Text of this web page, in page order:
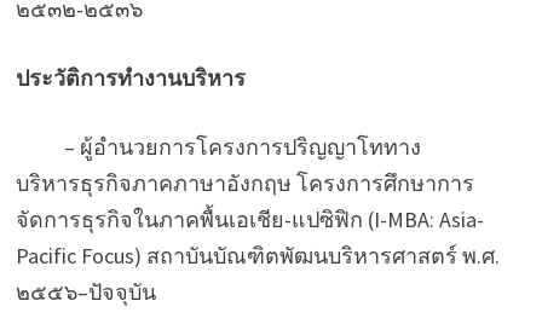
๒๕๓๒-๒๕๓๖
ประวัติการทำงานบริหาร
– ผู้อำนวยการโครงการปริญญาโททาง
บริหารธุรกิจภาคภาษาอังกฤษ โครงการศึกษาการ
จัดการธุรกิจในภาคพื้นเอเชีย-แปซิฟิก (I-MBA: Asia-
Pacific Focus) สถาบันบัณฑิตพัฒนบริหารศาสตร์ พ.ศ.
๒๕๕๖–ปัจจุบัน